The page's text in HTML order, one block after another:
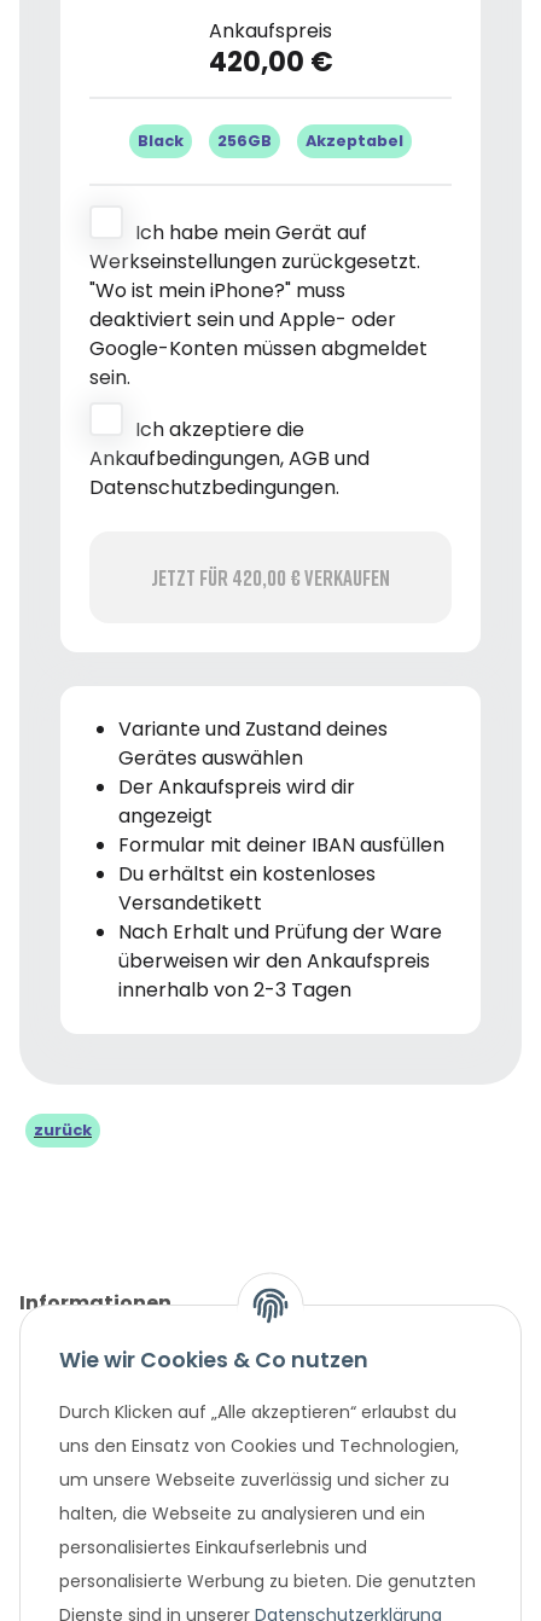
Ankaufspreis
420,00 €
Black 256GB Akzeptabel
Ich habe mein Gerät auf
Werkseinstellungen zurückgesetzt.
"Wo ist mein iPhone?" muss
deaktiviert sein und Apple- oder
Google-Konten müssen abgmeldet
sein.
Ich akzeptiere die
Ankaufbedingungen, AGB und
Datenschutzbedingungen.
Jetzt für 420,00 € verkaufen
Variante und Zustand deines
Gerätes auswählen
Der Ankaufspreis wird dir
angezeigt
Formular mit deiner IBAN ausfüllen
Du erhältst ein kostenloses
Versandetikett
Nach Erhalt und Prüfung der Ware
überweisen wir den Ankaufspreis
innerhalb von 2-3 Tagen
zurück
Informationen
Gesetzliche Informationen
Unternehmen
Beliebte Angebote
Wie wir Cookies & Co nutzen
Durch Klicken auf „Alle akzeptieren“ erlaubst du
uns den Einsatz von Cookies und Technologien,
um unsere Webseite zuverlässig und sicher zu
halten, die Webseite zu analysieren und ein
personalisiertes Einkaufserlebnis und
personalisierte Werbung zu bieten. Die genutzten
Dienste sind in unserer Datenschutzerklärung